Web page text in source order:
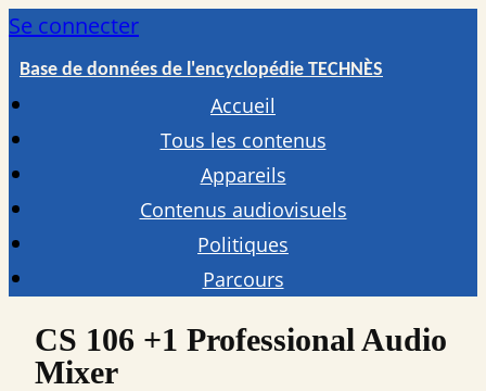
Se connecter
Base de données de l'encyclopédie TECHNÈS
Accueil
Tous les contenus
Appareils
Contenus audiovisuels
Politiques
Parcours
CS 106 +1 Professional Audio
Mixer